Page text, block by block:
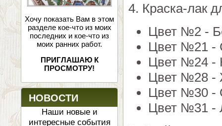
Хочу показать Вам в этом
разделе кое-что из моих
последних и кое-что из
моих ранних работ.
ПРИГЛАШАЮ К
ПРОСМОТРУ!
НОВОСТИ
Наши новые и
интересные события
4. Краска-лак
Цвет №2 -
Цвет №21 -
Цвет №24 -
Цвет №28 -
Цвет №30 -
Цвет №31 -